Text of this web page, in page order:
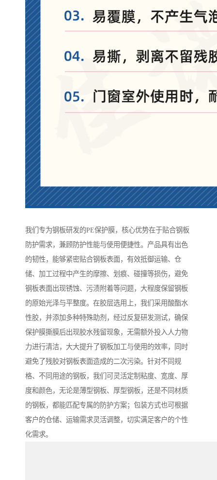
我们专为钢板研发的PE保护膜，核心优势在于贴合钢板
防护需求，兼顾防护性能与使用便捷性。产品具有出色
的韧性，能够紧密贴合钢板表面，有效抵御运输、仓
储、加工过程中产生的摩擦、划痕、碰撞等损伤，避免
钢板表面出现锈蚀、污渍附着等问题，大程度保留钢板
的原始光泽与平整度。在胶层选用上，我们采用酸酯水
性胶，并添加多种特殊助剂，经过反复研发测试，确保
保护膜撕膜后出现胶水残留现象，无需额外投入人力物
力进行清洁，大大提升了钢板加工与使用的效率，同时
避免了残胶对钢板表面造成的二次污染。针对不同规
格、不同用途的钢板，我们可灵活定制粘度、宽度、厚
度和颜色，无论是薄型钢板、厚型钢板，还是不同材质
的钢板，都能匹配专属的防护方案；包装方式也可根据
客户的仓储、运输需求灵活调整，切实满足客户的个性
化需求。